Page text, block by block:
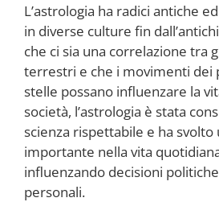
L’astrologia ha radici antiche
in diverse culture fin
che ci sia una correlazione tra
terrestri e che i movimenti dei
stelle possano influenzare la
società, l’astrologia è stata
scienza rispettabile e ha svolto
importante nella vita
influenzando decisioni
personali.